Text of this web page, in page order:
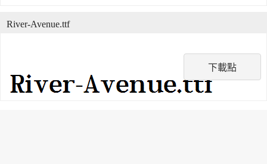
下載點
River-Avenue.ttf